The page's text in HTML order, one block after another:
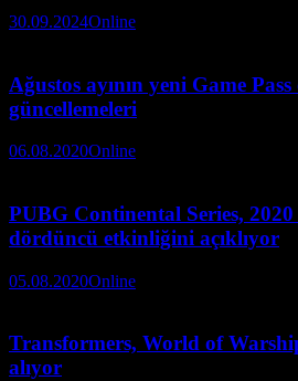
30.09.2024Online
Ağustos ayının yeni Game
güncellemeleri
06.08.2020Online
PUBG Continental Series,
dördüncü etkinliğini açıklıyor
05.08.2020Online
Transformers, World of
alıyor